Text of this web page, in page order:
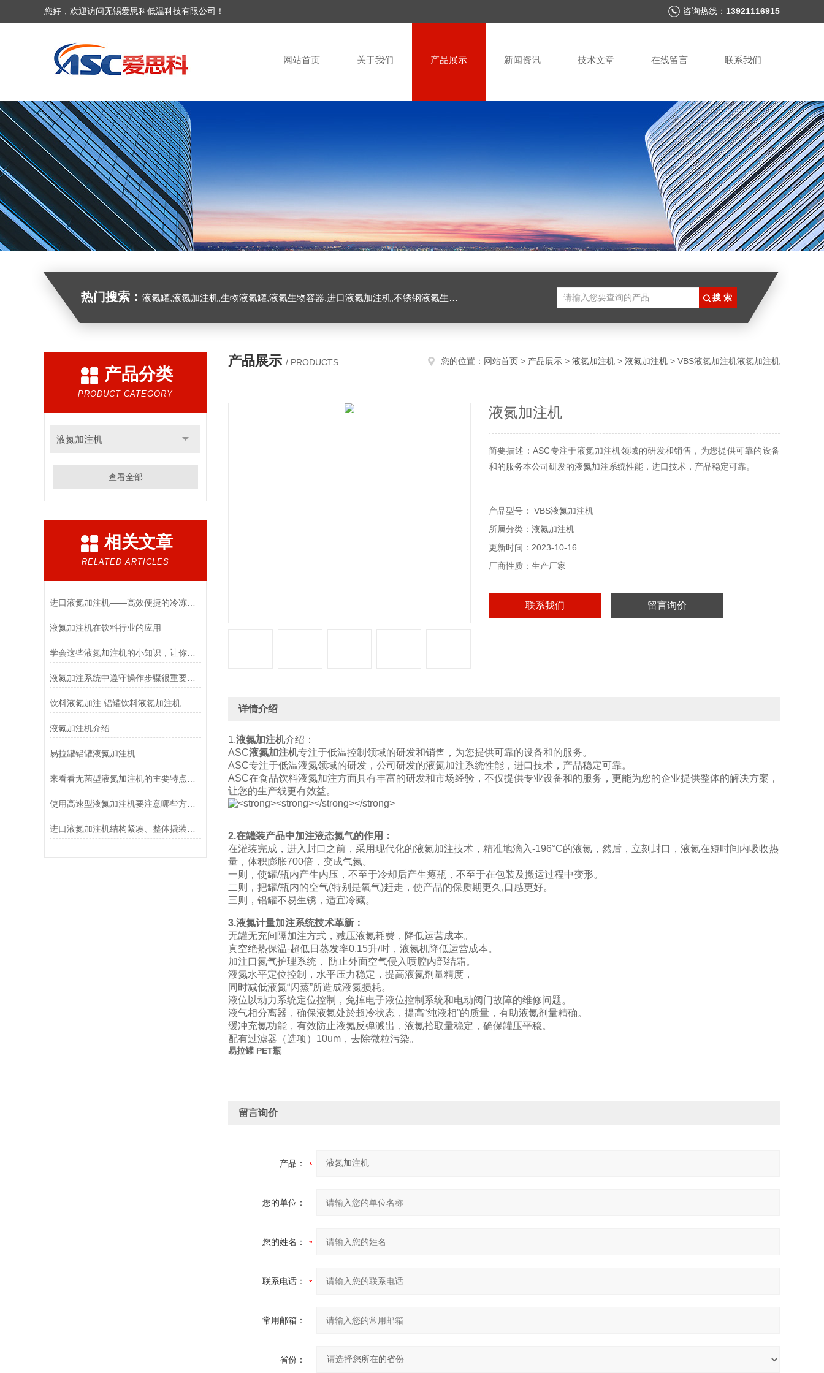
您好，欢迎访问无锡爱思科低温科技有限公司！ 咨询热线： 13921116915
网站首页 关于我们 产品展示 新闻资讯 技术文章 在线留言 联系我们
热门搜索： 液氮罐,液氮加注机,生物液氮罐,液氮生物容器,进口液氮加注机,不锈钢液氮生物容器
产品分类
PRODUCT CATEGORY
液氮加注机
查看全部
相关文章
RELATED ARTICLES
进口液氮加注机——高效便捷的冷冻技术
液氮加注机在饮料行业的应用
学会这些液氮加注机的小知识，让你更好的使用它！
液氮加注系统中遵守操作步骤很重要，现在知道还不算晚
饮料液氮加注 铝罐饮料液氮加注机
液氮加注机介绍
易拉罐铝罐液氮加注机
使用高速型液氮加注机要注意哪些方面的问题
产品展示 / PRODUCTS 您的位置： 网站首页 > 产品展示 > 液氮加注机 > 液氮加注机 > VBS液氮加注机液氮加注机
液氮加注机
简要描述：ASC专注于液氮加注机领域的研发和销售，为您提供可靠的设备
和的服务本公司研发的液氮加注系统性能，进口技术，产品稳定可靠。
产品型号： VBS液氮加注机
所属分类：液氮加注机
更新时间：2023-10-16
厂商性质：生产厂家
联系我们 留言询价
详情介绍
1.液氮加注机介绍：
ASC液氮加注机专注于低温控制领域的研发和销售，为您提供可靠的设备和的服务。
ASC专注于低温液氮领域的研发，公司研发的液氮加注系统性能，进口技术，产品稳定可靠。
ASC在食品饮料液氮加注方面具有丰富的研发和市场经验，不仅提供专业设备和的服务，更能为您的企业提供整体的解决方案，
让您的生产线更有效益。
2.在罐装产品中加注液态氮气的作用：
在灌装完成，进入封口之前，采用现代化的液氮加注技术，精准地滴入-196°C的液氮，然后，立刻封口，液氮在短时间内吸收热
量，体积膨胀700倍，变成气氮。
一则，使罐/瓶内产生内压，不至于冷却后产生瘪瓶，不至于在包装及搬运过程中变形。
二则，把罐/瓶内的空气(特别是氧气)赶走，使产品的保质期更久,口感更好。
三则，铝罐不易生锈，适宜冷藏。
3.液氮计量加注系统技术革新 ：
无罐无充间隔加注方式，减压液氮耗费，降低运营成本。
真空绝热保温-超低日蒸发率0.15升/时，液氮机降低运营成本。
加注口氮气护理系统，
防止外面空气侵入喷腔内部结霜。
液氮水平定位控制，水平压力稳定，提高液氮剂量精度，
同时减低液氮“闪蒸”所造成液氮损耗。
液位以动力系统定位控制，免掉电子液位控制系统和电动阀门故障的维修问题。
液气相分离器，确保液氮处於超冷状态，提高“纯液相”的质量，有助液氮剂量精确。
缓冲充氮功能，有效防止液氮反弹溅出，液氮拾取量稳定，确保罐压平稳。
配有过滤器（选项） 10um，去除微粒污染。
易拉罐 PET瓶
留言询价
产品：
您的单位：
您的姓名：
联系电话：
常用邮箱：
省份：